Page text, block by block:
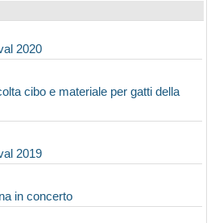
2020
cibo e materiale per gatti della
2019
in concerto